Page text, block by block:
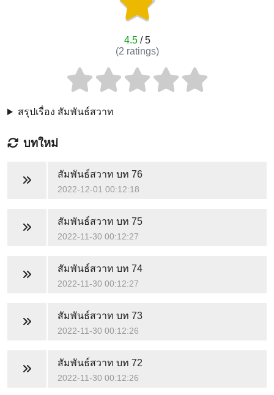
4.5/ 5
(2 ratings)
สรุปเรื่อง สัมพันธ์สวาท
บทใหม่
สัมพันธ์สวาท บท 76
2022-12-01 00:12:18
สัมพันธ์สวาท บท 75
2022-11-30 00:12:27
สัมพันธ์สวาท บท 74
2022-11-30 00:12:27
สัมพันธ์สวาท บท 73
2022-11-30 00:12:26
สัมพันธ์สวาท บท 72
2022-11-30 00:12:26